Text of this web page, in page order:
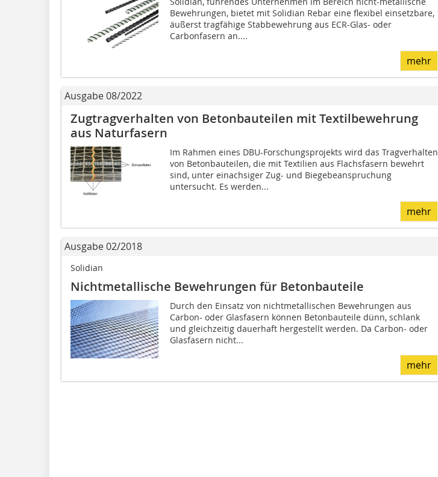
Bewehrungen, bietet mit Solidian Rebar eine flexibel einsetzbare,
äußerst tragfähige Stabbewehrung aus ECR-Glas- oder
Carbonfasern an....
mehr
Ausgabe 08/2022
Zugtragverhalten von Betonbauteilen mit Textilbewehrung
aus Naturfasern
Im Rahmen eines DBU-Forschungsprojekts wird das Tragverhalten
von Betonbauteilen, die mit Textilien aus Flachsfasern bewehrt
sind, unter einachsiger Zug- und Biegebeanspruchung
untersucht. Es werden...
mehr
Ausgabe 02/2018
Solidian
Nichtmetallische Bewehrungen für Betonbauteile
Durch den Einsatz von nichtmetallischen Bewehrungen aus
Carbon- oder Glasfasern können Betonbauteile dünn, schlank
und gleichzeitig dauerhaft hergestellt werden. Da Carbon- oder
Glasfasern nicht...
mehr